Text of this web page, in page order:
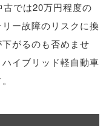
では20万円程度の
ー故障のリスクに換
がるのも否めませ
イブリッド軽自動車